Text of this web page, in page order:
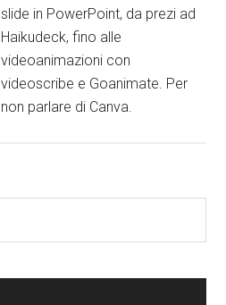
slide in PowerPoint, da prezi ad
Haikudeck, fino alle
videoanimazioni con
videoscribe e Goanimate. Per
non parlare di Canva.